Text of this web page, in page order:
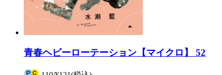
青春ヘビーローテーション【マイクロ】 52